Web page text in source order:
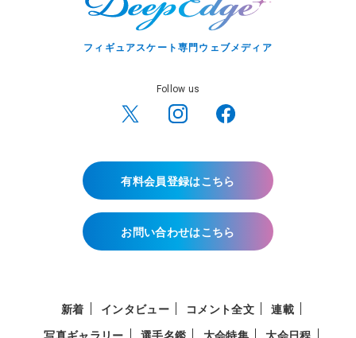
フィギュアスケート専門ウェブメディア
Follow us
有料会員登録はこちら
お問い合わせはこちら
新着 インタビュー コメント全文
連載
写真ギャラリー
選手名鑑 大会特集 大会日程